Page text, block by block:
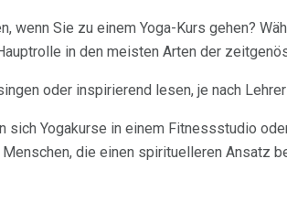
wenn Sie zu einem Yoga-Kurs gehen?
in den meisten Arten der
oder inspirierend lesen, je nach
sich Yogakurse in einem Fitnessstudio
die einen spirituelleren Ansatz